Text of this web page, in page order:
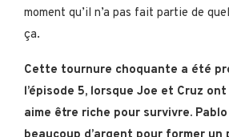
moment qu’il n’a pas fait partie de
ça.
Cette tournure choquante a été
l’épisode 5, lorsque Joe et Cruz
aime être riche pour survivre.